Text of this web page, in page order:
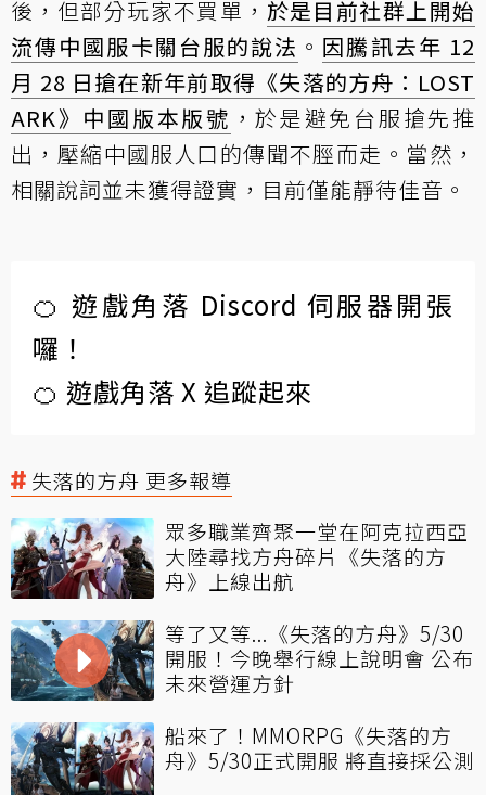
後，但部分玩家不買單， 於是目前社群上開始
流傳中國服卡關台服的說法 。 因騰訊去年 12
月 28 日搶在新年前取得《失落的方舟：LOST
ARK》中國版本版號 ，於是避免台服搶先推
出，壓縮中國服人口的傳聞不脛而走。當然，
相關說詞並未獲得證實，目前僅能靜待佳音。
🍊 遊戲角落 Discord 伺服器開張
囉！
🍊 遊戲角落 X 追蹤起來
失落的方舟 更多報導
眾多職業齊聚一堂在阿克拉西亞
大陸尋找方舟碎片《失落的方
舟》上線出航
等了又等...《失落的方舟》5/30
開服！今晚舉行線上說明會 公布
未來營運方針
船來了！MMORPG《失落的方
舟》5/30正式開服 將直接採公測